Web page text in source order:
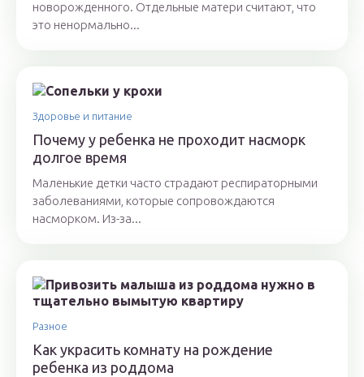
новорожденного. Отдельные матери считают, что
это ненормально...
Здоровье и питание
Почему у ребенка не проходит насморк
долгое время
Маленькие детки часто страдают респираторными
заболеваниями, которые сопровождаются
насморком. Из-за...
Разное
Как украсить комнату на рождение
ребенка из роддома